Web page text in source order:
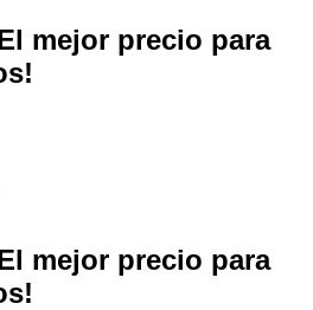
mejor precio para
mejor precio para